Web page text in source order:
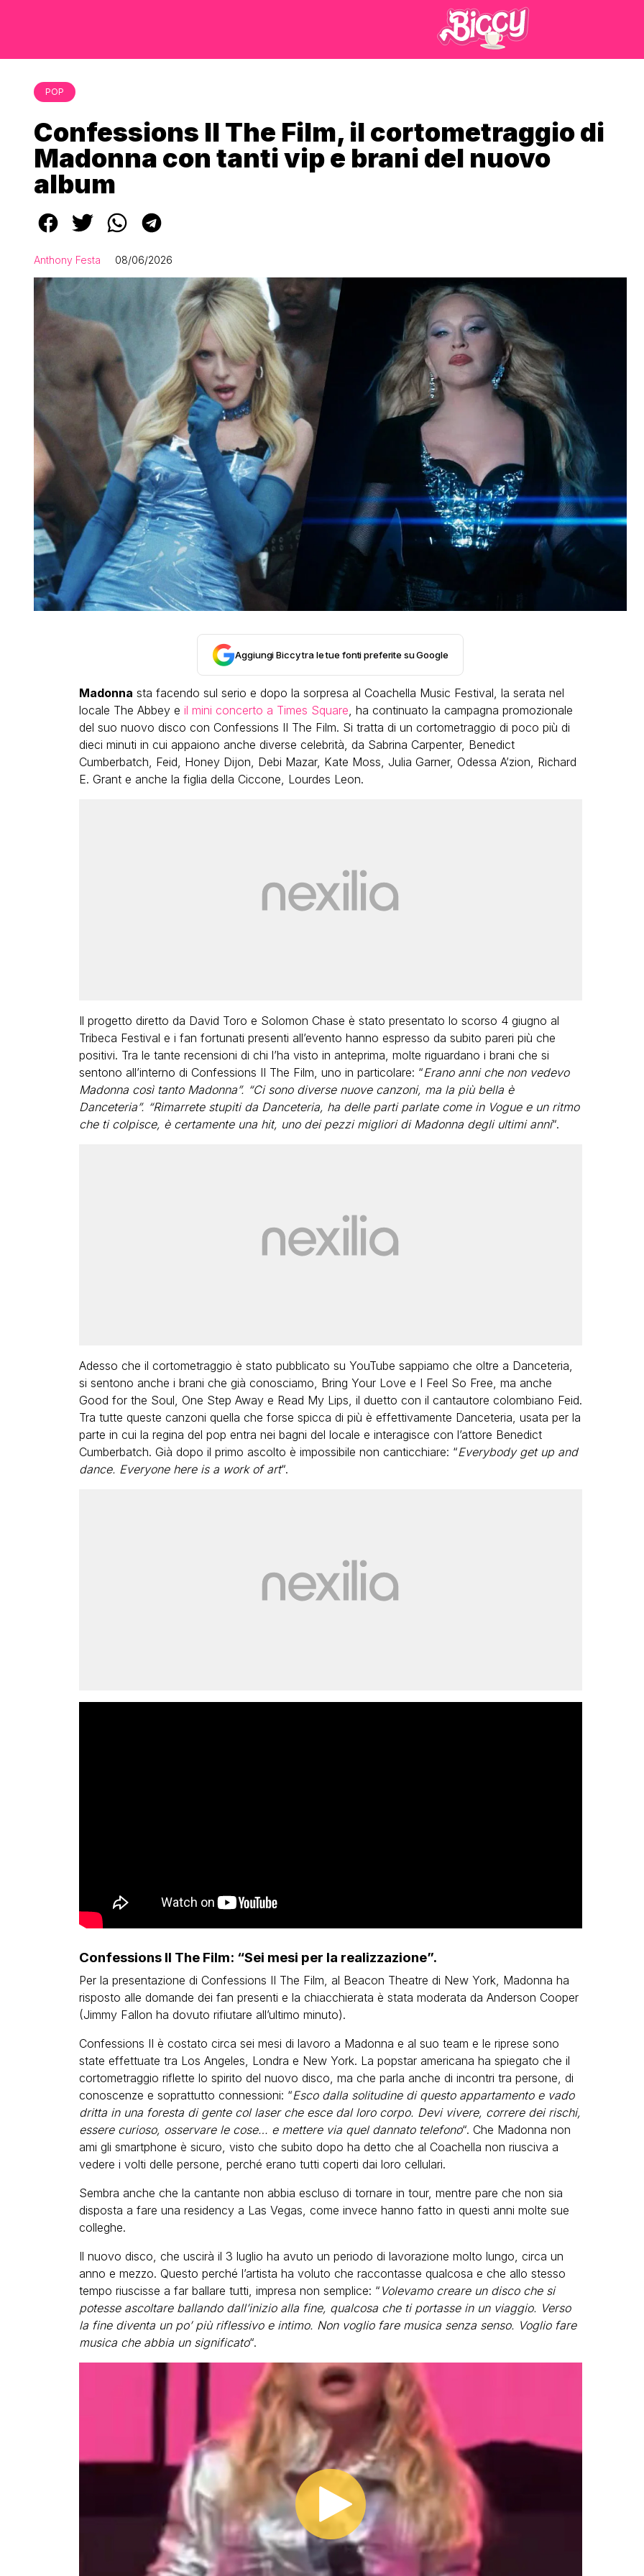
POP
Confessions II The Film, il cortometraggio di
Madonna con tanti vip e brani del nuovo
album
Anthony Festa 08/06/2026
Aggiungi Biccy tra le tue fonti preferite su Google
Madonna sta facendo sul serio e dopo la sorpresa al Coachella Music Festival, la serata nel
locale The Abbey e il mini concerto a Times Square, ha continuato la campagna promozionale
del suo nuovo disco con Confessions II The Film. Si tratta di un cortometraggio di poco più di
dieci minuti in cui appaiono anche diverse celebrità, da Sabrina Carpenter, Benedict
Cumberbatch, Feid, Honey Dijon, Debi Mazar, Kate Moss, Julia Garner, Odessa A’zion, Richard
E. Grant e anche la figlia della Ciccone, Lourdes Leon.
Il progetto diretto da David Toro e Solomon Chase è stato presentato lo scorso 4 giugno al
Tribeca Festival e i fan fortunati presenti all’evento hanno espresso da subito pareri più che
positivi. Tra le tante recensioni di chi l’ha visto in anteprima, molte riguardano i brani che si
sentono all’interno di Confessions II The Film, uno in particolare: “Erano anni che non vedevo
Madonna così tanto Madonna”. “Ci sono diverse nuove canzoni, ma la più bella è
Danceteria”. “Rimarrete stupiti da Danceteria, ha delle parti parlate come in Vogue e un ritmo
che ti colpisce, è certamente una hit, uno dei pezzi migliori di Madonna degli ultimi anni“.
Adesso che il cortometraggio è stato pubblicato su YouTube sappiamo che oltre a Danceteria,
si sentono anche i brani che già conosciamo, Bring Your Love e I Feel So Free, ma anche
Good for the Soul, One Step Away e Read My Lips, il duetto con il cantautore colombiano Feid.
Tra tutte queste canzoni quella che forse spicca di più è effettivamente Danceteria, usata per la
parte in cui la regina del pop entra nei bagni del locale e interagisce con l’attore Benedict
Cumberbatch. Già dopo il primo ascolto è impossibile non canticchiare: “Everybody get up and
dance. Everyone here is a work of art“.
Confessions II The Film: “Sei mesi per la realizzazione”.
Per la presentazione di Confessions II The Film, al Beacon Theatre di New York, Madonna ha
risposto alle domande dei fan presenti e la chiacchierata è stata moderata da Anderson Cooper
(Jimmy Fallon ha dovuto rifiutare all’ultimo minuto).
Confessions II è costato circa sei mesi di lavoro a Madonna e al suo team e le riprese sono
state effettuate tra Los Angeles, Londra e New York. La popstar americana ha spiegato che il
cortometraggio riflette lo spirito del nuovo disco, ma che parla anche di incontri tra persone, di
conoscenze e soprattutto connessioni: “Esco dalla solitudine di questo appartamento e vado
dritta in una foresta di gente col laser che esce dal loro corpo. Devi vivere, correre dei rischi,
essere curioso, osservare le cose… e mettere via quel dannato telefono“. Che Madonna non
ami gli smartphone è sicuro, visto che subito dopo ha detto che al Coachella non riusciva a
vedere i volti delle persone, perché erano tutti coperti dai loro cellulari.
Sembra anche che la cantante non abbia escluso di tornare in tour, mentre pare che non sia
disposta a fare una residency a Las Vegas, come invece hanno fatto in questi anni molte sue
colleghe.
Il nuovo disco, che uscirà il 3 luglio ha avuto un periodo di lavorazione molto lungo, circa un
anno e mezzo. Questo perché l’artista ha voluto che raccontasse qualcosa e che allo stesso
tempo riuscisse a far ballare tutti, impresa non semplice: “ Volevamo creare un disco che si
potesse ascoltare ballando dall’inizio alla fine, qualcosa che ti portasse in un viaggio. Verso
la fine diventa un po’ più riflessivo e intimo. Non voglio fare musica senza senso. Voglio fare
musica che abbia un significato“.
LGBT VIRAL